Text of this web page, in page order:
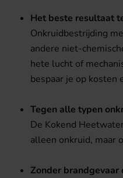
Het beste resultaat
Onkruidbestrijding
andere niet-
hete lucht of
bespaar je op kosten
Tegen alle typen
De Kokend
alleen onkruid, maar
Zonder